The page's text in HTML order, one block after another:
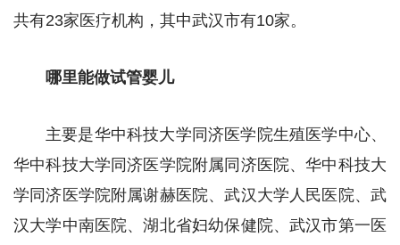
共有23家医疗机构，其中武汉市有10家。
哪里能做试管婴儿
主要是华中科技大学同济医学院生殖医学中心、
华中科技大学同济医学院附属同济医院、华中科技大
学同济医学院附属谢赫医院、武汉大学人民医院、武
汉大学中南医院、湖北省妇幼保健院、武汉市第一医